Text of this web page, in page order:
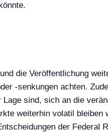
die Veröffentlichung
-senkungen achten.
sind, sich an die
weiterhin volatil bleiben
der Federal